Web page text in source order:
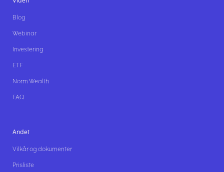
Blog
Webinar
Investering
ETF
Norm Wealth
FAQ
Andet
Vilkår og dokumenter
Prisliste